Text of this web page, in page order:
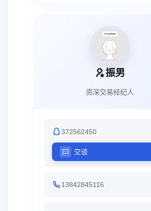
振男
资深交易经纪人
372562450
交谈
13842845116